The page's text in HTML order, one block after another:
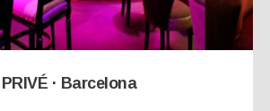
PRIVÉ · Barcelona